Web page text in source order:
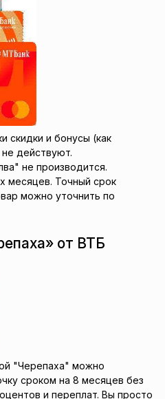
скидки и бонусы (как
не действуют.
не производится.
месяцев. Точный срок
можно уточнить по
от ВТБ
"Черепаха" можно
сроком на 8 месяцев без
и переплат. Вы просто